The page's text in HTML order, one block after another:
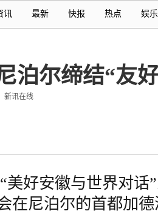
讯 最新 快报 热点 娱乐
泊尔缔结“友
新讯在线
美好安徽与世界对话
在尼泊尔的首都加